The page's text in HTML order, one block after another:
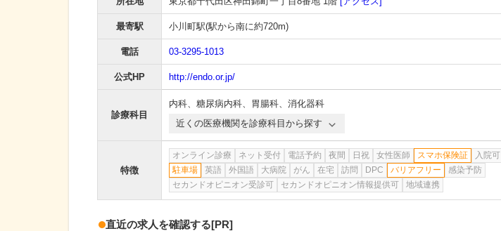
最寄駅 小川町駅(駅から南に約720m)
電話 03-3295-1013
公式HP http://endo.or.jp/
診療科目
内科、 糖尿病内科、 胃腸科、 消化器科
近くの医療機関を診療科目から探す
特徴
オンライン診療 ネット受付 電話予約 夜間 日祝 女性医師 スマホ保険証 入院可
駐車場
英語 外国語 大病院 がん 在宅 訪問 DPC バリアフリー
感染予防
セカンドオピニオン受診可
セカンドオピニオン情報提供可 地域連携
直近の求人を確認する[PR]